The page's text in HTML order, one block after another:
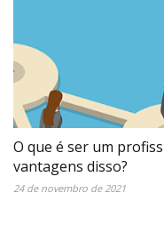
O que é ser um
vantagens disso?
24 de novembro de 2021